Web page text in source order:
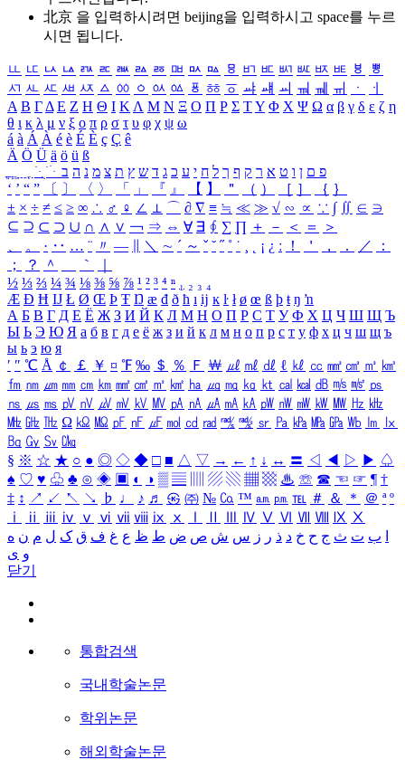
北京 을 입력하시려면 beijing을 입력하시고 space를 누르
시면 됩니다.
ㅥ ㅦ ㅧ ㅨ ㅩ ㅪ ㅫ ㅬ ㅭ ㅮ ㅯ ㅰ ㅱ ㅲ ㅳ ㅴ ㅵ ㅶ ㅷ ㅸ
ㅹ
ㅺ ㅻ ㅼ ㅽ ㅾ ㅿ ㆀ ㆁ ㆂ ㆃ ㆄ ㆅ ㆆ ㆇ ㆈ ㆉ ㆊ ㆋ ㆌ ㆍ
ㆎ
Α Β ΓΔ Ε Ζ Η Θ Ι ΚΛ Μ Ν Ξ Ο Π Ρ Σ ΤΥ Φ Χ Ψ Ω α β γ δ ε ζ η
θ ι κ λ μ ν ξ ο π ρ σ τ υ φ χ ψ ω
á à Á À é è É È ç Ç ê
Ä Ö Ü ä ö ü ß
ִֶֹ ֻּ ׁׂ פ ם ן ו ט א ר ק ף ך ל ח י ע כ ג ד ש ץ ת צ מ נ ה ב
‘ ’ “ ” 〔 〕 〈 〉 「 」 『 』 【 】 ＂ （ ） ［ ］ ｛ ｝
± × ÷ ≠ ≤ ≥ ∞ ∴ ♂ ♀ ∠ ⊥ ⌒ ∂ ∇ ≡ ≒ ≪ ≫ √ ∽ ∝ ∵ ∫ ∬ ∈ ∋
⊆ ⊇ ⊂ ⊃ ∪ ∩ ∧ ∨ ￢ ⇒ ⇔ ∀ ∃ ∮ ∑ ∏ ＋ － ＜ ＝
＞
、
。 · ‥ … ¨ 〃 ― ＼ ∼ ´ ～ ˇ ˘ ˝ ˚ ˙ ¸ ¡ ¿ ː ！ ＇ ， ． ／
：
；
？ ＾ ｀
½ ⅓ ⅔ ¼ ¾ ⅛ ⅜ ⅝ ⅞ ¹ ² ³ ⁴ ⁿ ₁ ₂ ₃ ₄
Æ Ð Ħ Ĳ Ł Ø Œ Þ Ŧ Ŋ æ đ ð ħ ı ĳ ĸ ŀ ł ø œ ß þ ŧ ŋ ŉ
А Б В Г Д Е Ё Ж З И Й К Л М Н О П Р С Т У Ф Х Ц Ч Ш Щ Ъ
Ы Ь Э Ю Я а б в г д е ё ж з и й к л м н о п р с т у ф х ц ч ш щ ъ
ы ь э ю я
′ ″ ℃ Å ￠ ￡ ￥ ¤ ℉ ‰ ＄ ％ Ｆ ￦ ㎕ ㎖ ㎗ ℓ ㎘ ㏄ ㎣ ㎤ ㎥ ㎦
㎙ ㎚ ㎛ ㎜ ㎝ ㎞ ㎟ ㎠ ㎡ ㎢ ㏊ ㎍ ㎎ ㎏ ㏏ ㎈ ㎉ ㏈ ㎧ ㎨ ㎰
㎱ ㎲ ㎳ ㎴ ㎵ ㎶ ㎷ ㎸ ㎹ ㎀ ㎁ ㎂ ㎃ ㎄ ㎺ ㎻ ㎽ ㎾ ㎿ ㎐ ㎑
㎒ ㎓ ㎔ Ω ㏀ ㏁ ㎊ ㎋ ㎌ ㏖ ㏅ ㎭ ㎮ ㎯ ㏛ ㎩ ㎪ ㎫ ㎬ ㏝ ㏐
㏓
㏃ ㏉ ㏜ ㏆
§ ※ ☆ ★ ○ ● ◎ ◇ ◆ □ ■ △ ▽ → ← ↑ ↓ ↔ 〓 ◁ ◀ ▷ ▶ ♤
♠ ♡ ♥ ♧ ♣ ⊙ ◈ ▣ ◐ ◑ ▒ ▤ ▨ ▧ ▦ ▩ ♨ ☏ ☎ ☜ ☞ ¶ †
‡ ↕ ↗ ↙ ↖ ↘ ♭ ♩ ♪ ♬ ㉿ ㈜ № ㏇ ™ ㏂ ㏘ ℡ ＃ ＆ ＊ ＠ ª º
ⅰ
ⅱ ⅲ ⅳ ⅴ ⅵ ⅶ ⅷ ⅸ ⅹ Ⅳ Ⅴ Ⅵ Ⅶ Ⅷ Ⅸ Ⅹ
ب ت ث ج ح خ د ذ ر ز س ش ص ض ط ظ ع غ ف ق ک ل م ن ه
و ی
닫기
통합검색
국내학술논문
학위논문
해외학술논문